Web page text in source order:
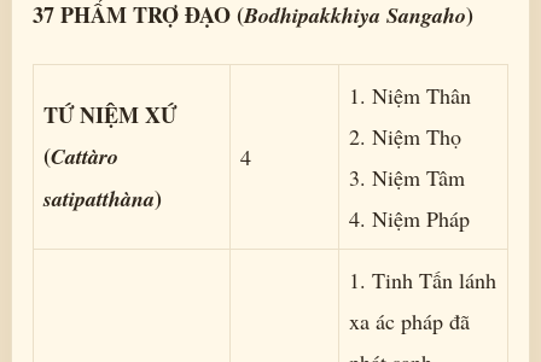
37 PHẨM TRỢ ĐẠO (Bodhipakkhiya Sangaho)
TỨ NIỆM XỨ
(Cattàro
satipatthàna)
4
1. Niệm Thân
2. Niệm Thọ
3. Niệm Tâm
4. Niệm Pháp
1. Tinh Tấn lánh
xa ác pháp đã